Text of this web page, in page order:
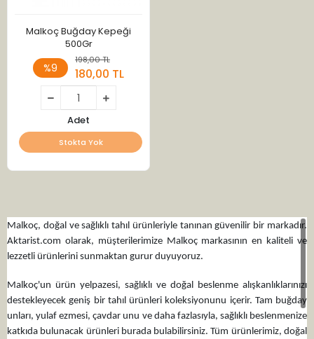
Malkoç Buğday Kepeği
500Gr
%9
198,00 TL
180,00 TL
Adet
Stokta Yok
Malkoç, doğal ve sağlıklı tahıl ürünleriyle tanınan güvenilir bir markadır.
Aktarist.com olarak, müşterilerimize Malkoç markasının en kaliteli ve
lezzetli ürünlerini sunmaktan gurur duyuyoruz.
Malkoç'un ürün yelpazesi, sağlıklı ve doğal beslenme alışkanlıklarınızı
destekleyecek geniş bir tahıl ürünleri koleksiyonunu içerir. Tam buğday
unları, yulaf ezmesi, çavdar unu ve daha fazlasıyla, sağlıklı beslenmenize
katkıda bulunacak ürünleri burada bulabilirsiniz. Tüm ürünlerimiz, doğal